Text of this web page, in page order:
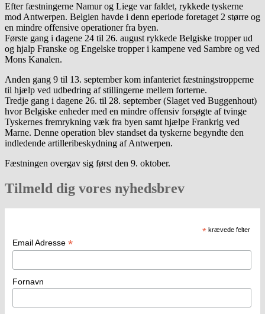
Efter fæstningerne Namur og Liege var faldet, rykkede tyskerne
mod Antwerpen. Belgien havde i denn eperiode foretaget 2 større og
en mindre offensive operationer fra byen.
Første gang i dagene 24 til 26. august rykkede Belgiske tropper ud
og hjalp Franske og Engelske tropper i kampene ved Sambre og ved
Mons Kanalen.
Anden gang 9 til 13. september kom infanteriet fæstningstropperne
til hjælp ved udbedring af stillingerne mellem forterne.
Tredje gang i dagene 26. til 28. september (Slaget ved Buggenhout)
hvor Belgiske enheder med en mindre offensiv forsøgte af tvinge
Tyskernes fremrykning væk fra byen samt hjælpe Frankrig ved
Marne. Denne operation blev standset da tyskerne begyndte den
indledende artilleribeskydning af Antwerpen.
Fæstningen overgav sig først den 9. oktober.
Tilmeld dig vores nyhedsbrev
* krævede felter
Email Adresse *
Fornavn